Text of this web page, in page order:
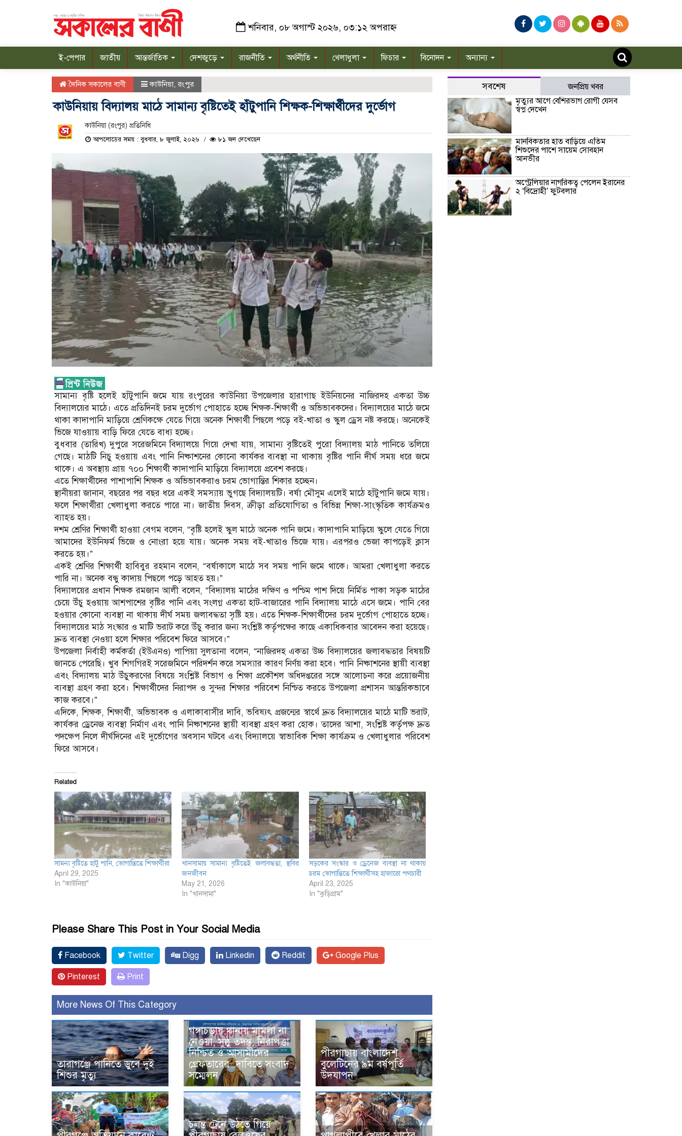
শনিবার, ০৮ অগাস্ট ২০২৬, ০৩:১২ অপরাহ্ন
ই-পেপার জাতীয় আন্তর্জাতিক দেশজুড়ে রাজনীতি অর্থনীতি খেলাধুলা ফিচার বিনোদন অন্যান্য
দৈনিক সকালের বাণী কাউনিয়া, রংপুর
কাউনিয়ায় বিদ্যালয় মাঠে সামান্য বৃষ্টিতেই হাঁটুপানি শিক্ষক-শিক্ষার্থীদের দুর্ভোগ
কাউনিয়া (রংপুর) প্রতিনিধি
আপলোডের সময় : বুধবার, ৮ জুলাই, ২০২৬ ৮১ জন দেখেছেন
সামান্য বৃষ্টি হলেই হাঁটুপানি জমে যায় রংপুরের কাউনিয়া উপজেলার হারাগাছ ইউনিয়নের নাজিরদহ একতা উচ্চ
বিদ্যালয়ের মাঠে। এতে প্রতিদিনই চরম দুর্ভোগ পোহাতে হচ্ছে শিক্ষক-শিক্ষার্থী ও অভিভাবকদের। বিদ্যালয়ের মাঠে জমে
থাকা কাদাপানি মাড়িয়ে শ্রেণিকক্ষে যেতে গিয়ে অনেক শিক্ষার্থী পিছলে পড়ে বই-খাতা ও স্কুল ড্রেস নষ্ট করছে। অনেকেই
ভিজে যাওয়ায় বাড়ি ফিরে যেতে বাধ্য হচ্ছে।
বুধবার (তারিখ) দুপুরে সরেজমিনে বিদ্যালয়ে গিয়ে দেখা যায়, সামান্য বৃষ্টিতেই পুরো বিদ্যালয় মাঠ পানিতে তলিয়ে
গেছে। মাঠটি নিচু হওয়ায় এবং পানি নিষ্কাশনের কোনো কার্যকর ব্যবস্থা না থাকায় বৃষ্টির পানি দীর্ঘ সময় ধরে জমে
থাকে। এ অবস্থায় প্রায় ৭০০ শিক্ষার্থী কাদাপানি মাড়িয়ে বিদ্যালয়ে প্রবেশ করছে।
এতে শিক্ষার্থীদের পাশাপাশি শিক্ষক ও অভিভাবকরাও চরম ভোগান্তির শিকার হচ্ছেন।
স্থানীয়রা জানান, বছরের পর বছর ধরে একই সমস্যায় ভুগছে বিদ্যালয়টি। বর্ষা মৌসুম এলেই মাঠে হাঁটুপানি জমে যায়।
ফলে শিক্ষার্থীরা খেলাধুলা করতে পারে না। জাতীয় দিবস, ক্রীড়া প্রতিযোগিতা ও বিভিন্ন শিক্ষা-সাংস্কৃতিক কার্যক্রমও
ব্যাহত হয়।
দশম শ্রেণির শিক্ষার্থী হাওয়া বেগম বলেন, “বৃষ্টি হলেই স্কুল মাঠে অনেক পানি জমে। কাদাপানি মাড়িয়ে স্কুলে যেতে গিয়ে
আমাদের ইউনিফর্ম ভিজে ও নোংরা হয়ে যায়। অনেক সময় বই-খাতাও ভিজে যায়। এরপরও ভেজা কাপড়েই ক্লাস
করতে হয়।”
একই শ্রেণির শিক্ষার্থী হাবিবুর রহমান বলেন, “বর্ষাকালে মাঠে সব সময় পানি জমে থাকে। আমরা খেলাধুলা করতে
পারি না। অনেক বন্ধু কাদায় পিছলে পড়ে আহত হয়।”
বিদ্যালয়ের প্রধান শিক্ষক রমজান আলী বলেন, “বিদ্যালয় মাঠের দক্ষিণ ও পশ্চিম পাশ দিয়ে নির্মিত পাকা সড়ক মাঠের
চেয়ে উঁচু হওয়ায় আশপাশের বৃষ্টির পানি এবং সংলগ্ন একতা হাট-বাজারের পানি বিদ্যালয় মাঠে এসে জমে। পানি বের
হওয়ার কোনো ব্যবস্থা না থাকায় দীর্ঘ সময় জলাবদ্ধতা সৃষ্টি হয়। এতে শিক্ষক-শিক্ষার্থীদের চরম দুর্ভোগ পোহাতে হচ্ছে।
বিদ্যালয়ের মাঠ সংস্কার ও মাটি ভরাট করে উঁচু করার জন্য সংশ্লিষ্ট কর্তৃপক্ষের কাছে একাধিকবার আবেদন করা হয়েছে।
দ্রুত ব্যবস্থা নেওয়া হলে শিক্ষার পরিবেশ ফিরে আসবে।”
উপজেলা নির্বাহী কর্মকর্তা (ইউএনও) পাপিয়া সুলতানা বলেন, “নাজিরদহ একতা উচ্চ বিদ্যালয়ের জলাবদ্ধতার বিষয়টি
জানতে পেরেছি। খুব শিগগিরই সরেজমিনে পরিদর্শন করে সমস্যার কারণ নির্ণয় করা হবে। পানি নিষ্কাশনের স্থায়ী ব্যবস্থা
এবং বিদ্যালয় মাঠ উঁচুকরণের বিষয়ে সংশ্লিষ্ট বিভাগ ও শিক্ষা প্রকৌশল অধিদপ্তরের সঙ্গে আলোচনা করে প্রয়োজনীয়
ব্যবস্থা গ্রহণ করা হবে। শিক্ষার্থীদের নিরাপদ ও সুন্দর শিক্ষার পরিবেশ নিশ্চিত করতে উপজেলা প্রশাসন আন্তরিকভাবে
কাজ করবে।”
এদিকে, শিক্ষক, শিক্ষার্থী, অভিভাবক ও এলাকাবাসীর দাবি, ভবিষ্যৎ প্রজন্মের স্বার্থে দ্রুত বিদ্যালয়ের মাঠে মাটি ভরাট,
কার্যকর ড্রেনেজ ব্যবস্থা নির্মাণ এবং পানি নিষ্কাশনের স্থায়ী ব্যবস্থা গ্রহণ করা হোক। তাদের আশা, সংশ্লিষ্ট কর্তৃপক্ষ দ্রুত
পদক্ষেপ নিলে দীর্ঘদিনের এই দুর্ভোগের অবসান ঘটবে এবং বিদ্যালয়ে স্বাভাবিক শিক্ষা কার্যক্রম ও খেলাধুলার পরিবেশ
ফিরে আসবে।
Related
সামন্য বৃষ্টিতে হাটু পানি, ভোগান্তিতে শিক্ষার্থীরা
April 29, 2025
In "কাউনিয়া"
খানসামায় সামান্য বৃষ্টিতেই জলাবদ্ধতা, স্থবির
জনজীবন
May 21, 2026
In "খানসামা"
সড়কের সংস্কার ও ড্রেনেজ ব্যবস্থা না থাকায়
চরম ভোগান্তিতে শিক্ষার্থীসহ হাজারো পথচারী
April 23, 2025
In "কুড়িগ্রাম"
Please Share This Post in Your Social Media
Facebook Twitter Digg Linkedin Reddit Google Plus
Pinterest Print
More News Of This Category
তারাগঞ্জে পানিতে ডুবে দুই
শিশুর মৃত্যু
গঙ্গাচড়ায় থানায় মামলা না
নেওয়া, সুষ্ঠু তদন্ত, নিরাপত্তা
নিশ্চিত ও আসামীদের
গ্রেফতারের দাবিতে সংবাদ
সম্মেলন
পীরগাছায় বাংলাদেশ
বুলেটিনের ৯ম বর্ষপূর্তি
উদযাপন
চলন্ত ট্রেনে উঠতে গিয়ে
সবশেষ
জনপ্রিয় খবর
মৃত্যুর আগে বেশিরভাগ রোগী যেসব
স্বপ্ন দেখেন
মানবিকতার হাত বাড়িয়ে এতিম
শিশুদের পাশে সায়েম সোবহান
আনভীর
অস্ট্রেলিয়ার নাগরিকত্ব পেলেন ইরানের
২ ‘বিদ্রোহী’ ফুটবলার